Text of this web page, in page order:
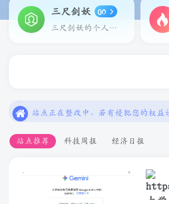
三尺剑妖
GO
三尺剑妖的个人主页
站点正在整改中，若有侵犯您的权益
站点正在整改中，若有侵犯您的权益
站点推荐 科技周报 经济日报
大